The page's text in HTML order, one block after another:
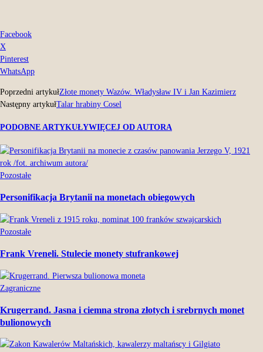
Facebook
X
Pinterest
WhatsApp
Poprzedni artykułZłote monety Wazów. Władysław IV i Jan Kazimierz
Następny artykułTalar hrabiny Cosel
PODOBNE ARTYKUŁYWIĘCEJ OD AUTORA
Pozostałe
Personifikacja Brytanii na monetach obiegowych
Pozostałe
Frank Vreneli. Stulecie monety stufrankowej
Zagraniczne
Krugerrand. Jasna i ciemna strona złotych i srebrnych monet
bulionowych